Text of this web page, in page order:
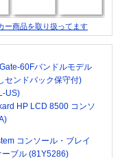
ー商品を取り扱ってます
60Fバンドルモデル
センドバック保守付)
US)
HP LCD 8500 コンソ
コンソール・ブレイ
ーブル (81Y5286)